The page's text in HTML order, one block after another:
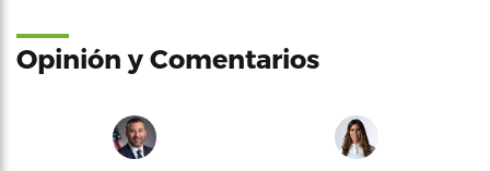
Opinión y Comentarios